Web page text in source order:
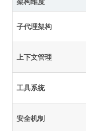
子代理架构
上下文管理
工具系统
安全机制